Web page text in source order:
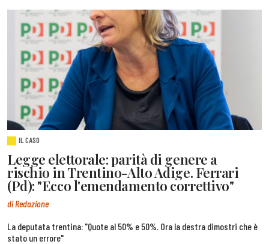
IL CASO
Legge elettorale: parità di genere a
rischio in Trentino-Alto Adige. Ferrari
(Pd): "Ecco l'emendamento correttivo"
di Redazione
La deputata trentina: "Quote al 50% e 50%. Ora la destra dimostri che è
stato un errore"